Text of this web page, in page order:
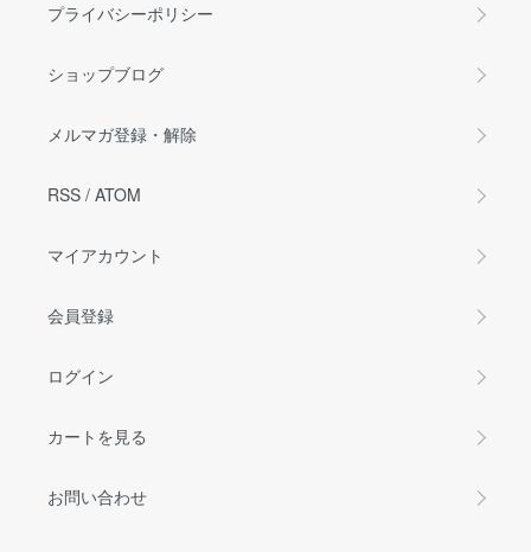
プライバシーポリシー
ショップブログ
メルマガ登録・解除
RSS / ATOM
マイアカウント
会員登録
ログイン
カートを見る
お問い合わせ